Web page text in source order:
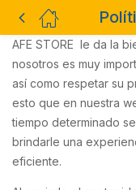
AFE STORE le da la
nosotros es muy
así como respetar su
esto que en nuestra
tiempo determinado
brindarle una
eficiente.